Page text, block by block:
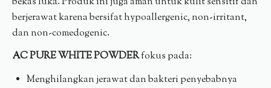
berjerawat karena bersifat hypoallergenic, non-irritant,
dan non-comedogenic.
AC PURE WHITE POWDERfokus pada:
Menghilangkan jerawat dan bakteri penyebabnya